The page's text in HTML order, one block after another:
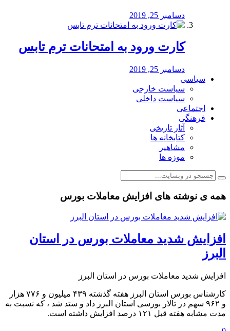
دسامبر 25, 2019
کارت ورود به امتحانات ترم تابس
دسامبر 25, 2019
سیاسی
سیاست خارجی
سیاست داخلی
اجتماعی
فرهنگی
آثار تاریخی
کتابخانه ها
مشاهیر
موزه ها
همه ی نوشته های افزایش معاملات بورس
️افزایش شدید معاملات بورس در استان
البرز
️افزایش شدید معاملات بورس در استان البرز
کارشناس بورس استان البرز هفته گذشته ۴۳۹ میلیون و ۷۷۶ هزار
و ۹۶۲ سهم در تالار بورسی استان البرز داد و ستد شد ، که نسبت به
مدت مشابه هفته قبل ۱۲۱ درصد افزایش داشته است.